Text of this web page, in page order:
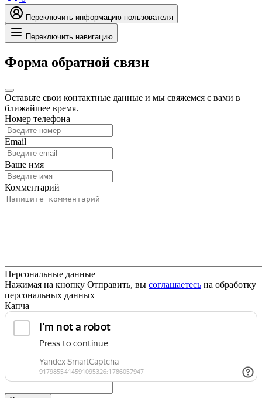
Переключить информацию пользователя
Переключить навигацию
Форма обратной связи
Оставьте свои контактные данные и мы свяжемся с вами в
ближайшее время.
Номер телефона
Email
Ваше имя
Комментарий
Персональные данные
Нажимая на кнопку Отправить, вы соглашаетесь на обработку
персональных данных
Капча